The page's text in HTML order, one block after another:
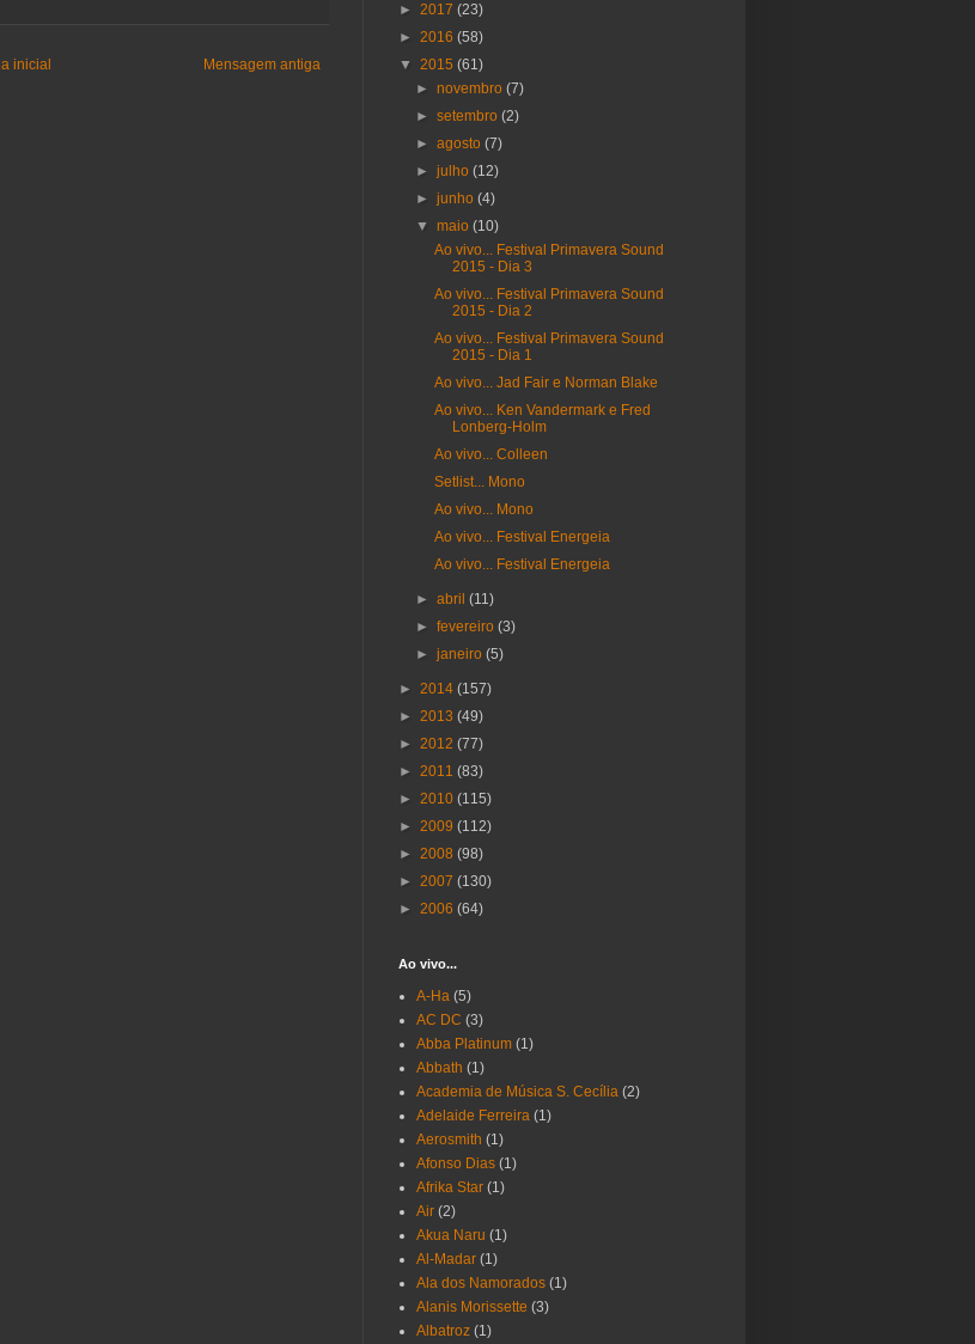
Mensagem antiga
inicial
► 2017 (23)
► 2016 (58)
▼ 2015 (61)
►novembro(7)
►setembro(2)
►agosto(7)
►julho(12)
►junho(4)
▼maio(10)
Ao vivo... Festival Primavera Sound
2015 - Dia 3
Ao vivo... Festival Primavera Sound
2015 - Dia 2
Ao vivo... Festival Primavera Sound
2015 - Dia 1
Ao vivo... Jad Fair e Norman Blake
Ao vivo... Ken Vandermark e Fred
Lonberg-Holm
Ao vivo... Colleen
Setlist... Mono
Ao vivo... Mono
Ao vivo... Festival Energeia
Ao vivo... Festival Energeia
►abril(11)
►fevereiro(3)
►janeiro(5)
► 2014 (157)
► 2013 (49)
► 2012 (77)
► 2011 (83)
► 2010 (115)
► 2009 (112)
► 2008 (98)
► 2007 (130)
► 2006 (64)
Ao vivo...
A-Ha (5)
AC DC (3)
Abba Platinum (1)
Abbath (1)
Academia de Música S. Cecília (2)
Adelaide Ferreira (1)
Aerosmith (1)
Afonso Dias (1)
Afrika Star (1)
Air (2)
Akua Naru (1)
Al-Madar (1)
Ala dos Namorados (1)
Alanis Morissette (3)
Albatroz (1)